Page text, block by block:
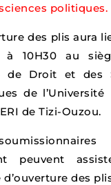
politiques.
des plis aura
à 10H30 au
de Droit et des
de l’Université
de Tizi-Ouzou.
peuvent
d’ouverture des